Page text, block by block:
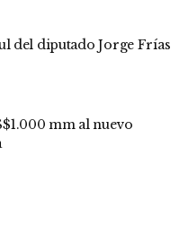
del diputado Jorge Frías
mm al nuevo